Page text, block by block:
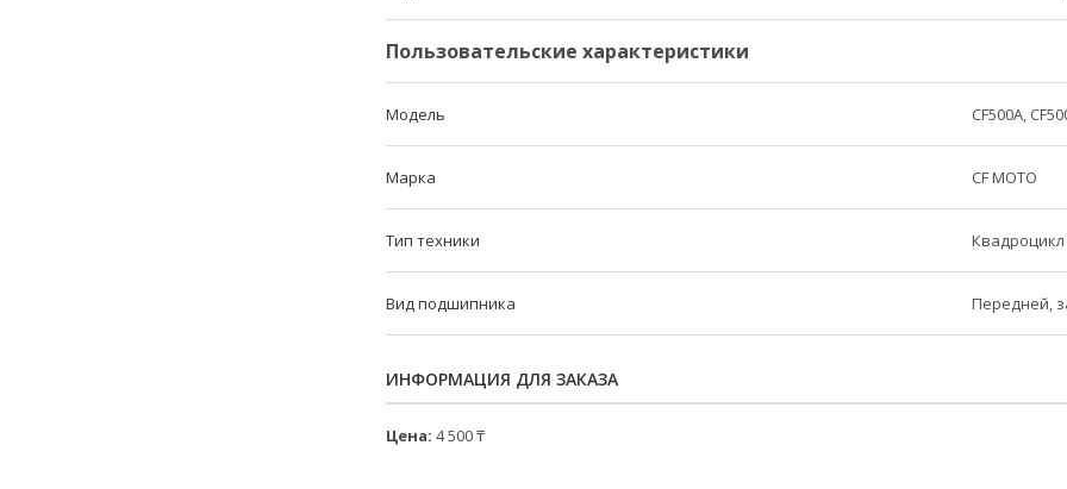
Пользовательские характеристики
Модель CF500A,
Марка CF MOTO
Тип техники Квадроцикл
Вид подшипника Передней,
ИНФОРМАЦИЯ ДЛЯ ЗАКАЗА
Цена: 4 500 ₸